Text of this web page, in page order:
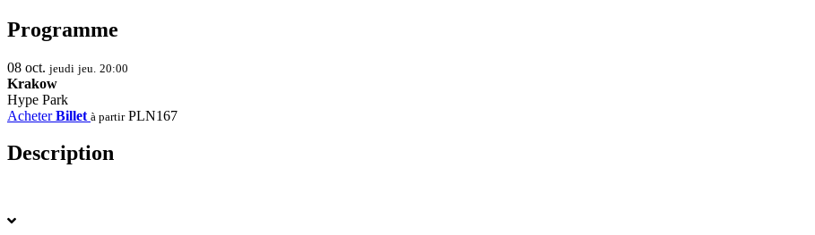
Programme
08 oct. jeudi jeu. 20:00
Krakow
Hype Park
AcheterBillet à partirPLN167
Description